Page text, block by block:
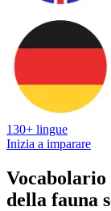
130+ lingue
Inizia a imparare
della fauna